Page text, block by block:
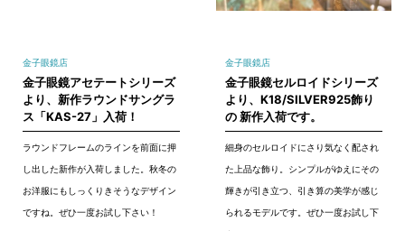
金子眼鏡店
金子眼鏡アセテートシリーズ
より、新作ラウンドサングラ
ス「KAS-27」入荷！
ラウンドフレームのラインを前面に押
し出した新作が入荷しました。秋冬の
お洋服にもしっくりきそうなデザイン
ですね。ぜひ一度お試し下さい！
金子眼鏡店
金子眼鏡セルロイドシリーズ
より、K18/SILVER925飾り
の 新作入荷です。
細身のセルロイドにさり気なく配され
た上品な飾り。シンプルがゆえにその
輝きが引き立つ、引き算の美学が感じ
られるモデルです。ぜひ一度お試し下